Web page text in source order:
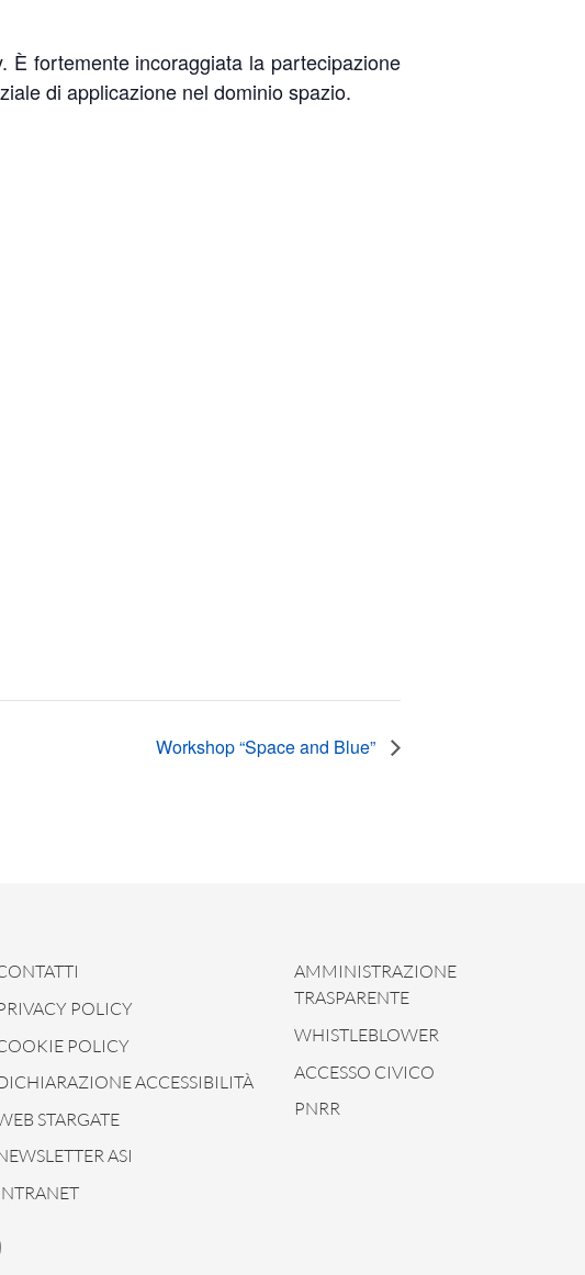
fortemente incoraggiata la partecipazione
di applicazione nel dominio spazio.
Workshop “Space and Blue”
POLICY
POLICY
ACCESSIBILITÀ
STARGATE
ASI
AMMINISTRAZIONE
TRASPARENTE
WHISTLEBLOWER
ACCESSO CIVICO
PNRR